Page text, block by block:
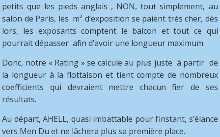
petits que les pieds anglais , NON, tout simplement, au
salon de Paris, les m² d’exposition se paient très cher, dès
lors, les exposants comptent le balcon et tout ce qui
pourrait dépasser afin d’avoir une longueur maximum.
Donc, notre « Rating » se calcule au plus juste à partir de
la longueur à la flottaison et tient compte de nombreux
coefficients qui devraient mettre chacun fier de ses
résultats.
Au départ, AHELL, quasi imbattable pour l’instant, s’élance
vers Men Du et ne lâchera plus sa première place.